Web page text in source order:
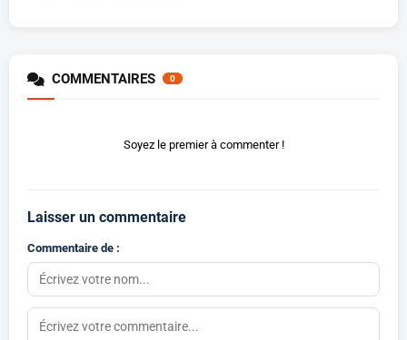
COMMENTAIRES 0
Soyez le premier à commenter !
Laisser un commentaire
Commentaire de :